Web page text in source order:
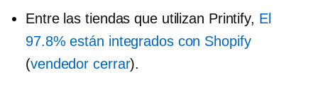
Entre las tiendas que utilizan Printify, El
97.8% están integrados con Shopify
(vendedorcerrar).